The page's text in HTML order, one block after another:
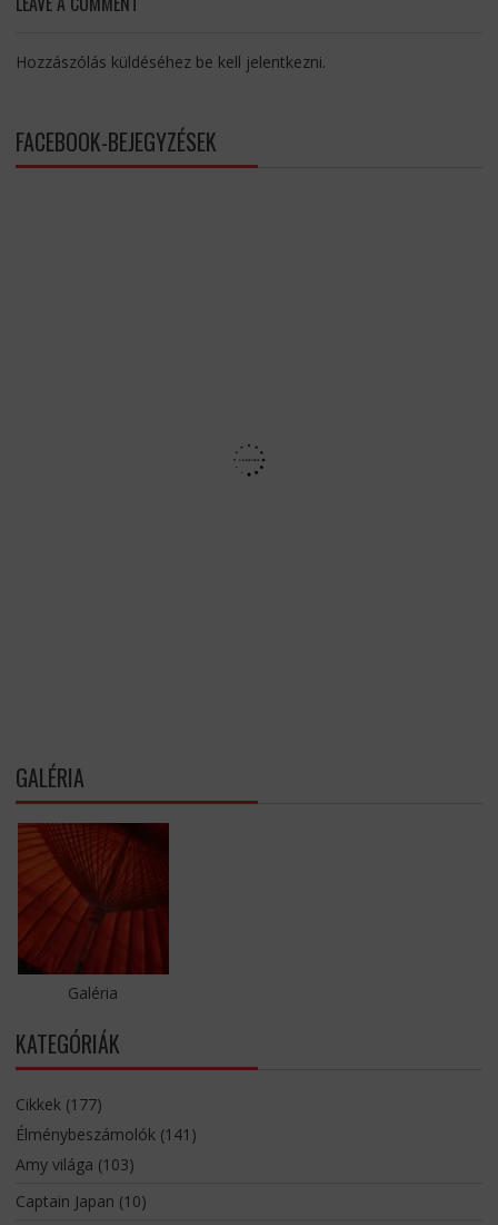
Hozzászólás küldéséhez be kell jelentkezni.
FACEBOOK-BEJEGYZÉSEK
GALÉRIA
Galéria
KATEGÓRIÁK
Cikkek(177)
Élménybeszámolók(141)
Amy világa (103)
Captain Japan (10)